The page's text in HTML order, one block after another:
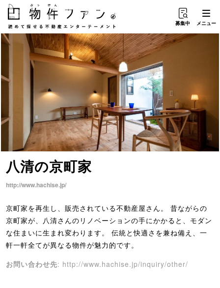
募集中 メニュー
八清の京町家
http://www.hachise.jp/
京町家を再生し、販売されている不動産屋さん。 昔ながらの
京町家が、八清さんのリノベーションの手にかかると、モダン
な住まいに生まれ変わります。 伝統と快適さを兼ね備え、一
軒一軒全てが異なる物件が魅力的です。
お問い合わせ先: http://www.hachise.jp/inquiry/other/